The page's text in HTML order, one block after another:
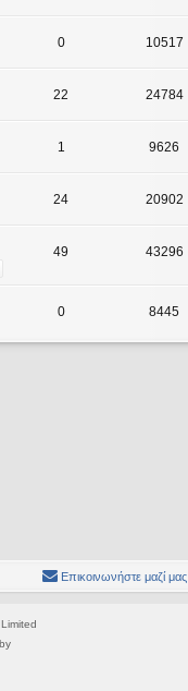
0 10517
22 24784
1 9626
24 20902
49 43296
0 8445
Επικοινωνήστε μαζί μας